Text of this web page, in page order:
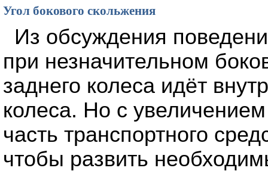
Угол бокового скольжения
Из обсуждения
при незначительном
заднего колеса идёт
колеса. Но с
часть транспортного
чтобы развить